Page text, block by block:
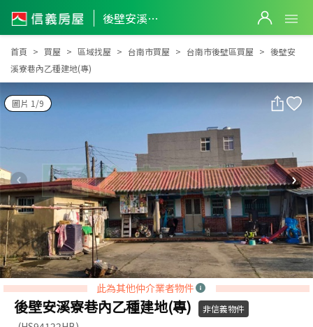
後壁安溪寮巷內乙種建地(專)
後壁安溪寮巷內乙種建地(專)
首頁 買屋 區域找屋 台南市買屋 台南市後壁區買屋
後壁安
溪寮巷內乙種建地(專)
圖片 1/9
此為其他仲介業者物件
後壁安溪寮巷內乙種建地(專) 非信義物件